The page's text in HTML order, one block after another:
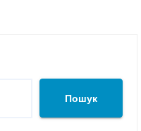
Пошук